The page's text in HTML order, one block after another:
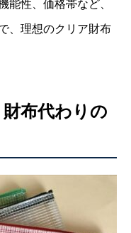
能性、価格帯など、
、理想のクリア財布
布代わりの